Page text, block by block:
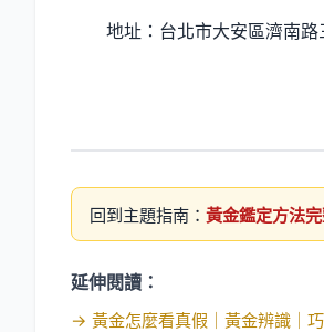
地址：台北市大安區濟南
回到主題指南： 黃金鑑定方法
延伸閱讀：
→ 黃金怎麼看真假｜黃金辨識｜